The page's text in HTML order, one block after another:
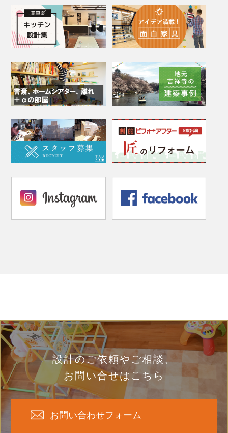
設計のご依頼やご相談、
お問い合せはこちら
お問い合わせフォーム